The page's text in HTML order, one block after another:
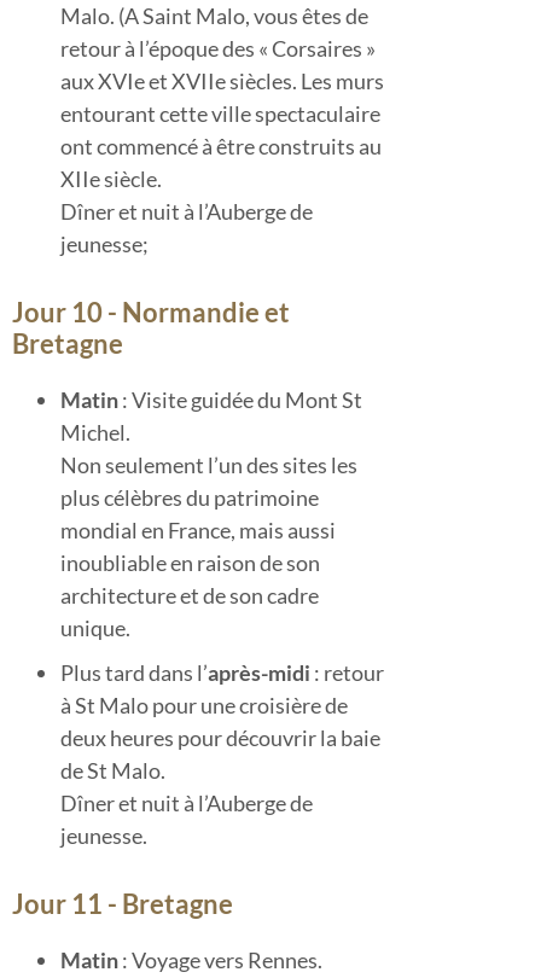
Malo. (A Saint Malo, vous êtes de
retour à l’époque des « Corsaires »
aux XVIe et XVIIe siècles. Les murs
entourant cette ville spectaculaire
ont commencé à être construits au
XIIe siècle.
Dîner et nuit à l’Auberge de
jeunesse;
Jour 10 - Normandie et
Bretagne
Matin: Visite guidée du Mont St
Michel.
Non seulement l’un des sites les
plus célèbres du patrimoine
mondial en France, mais aussi
inoubliable en raison de son
architecture et de son cadre
unique.
Plus tard dans l’après-midi : retour
à St Malo pour une croisière de
deux heures pour découvrir la baie
de St Malo.
Dîner et nuit à l’Auberge de
jeunesse.
Jour 11 - Bretagne
Matin: Voyage vers Rennes.